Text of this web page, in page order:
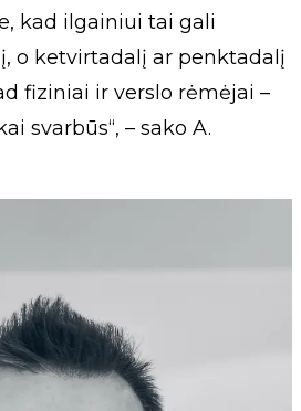
kad ilgainiui tai gali
o ketvirtadalį ar penktadalį
fiziniai ir verslo rėmėjai –
svarbūs“, – sako A.